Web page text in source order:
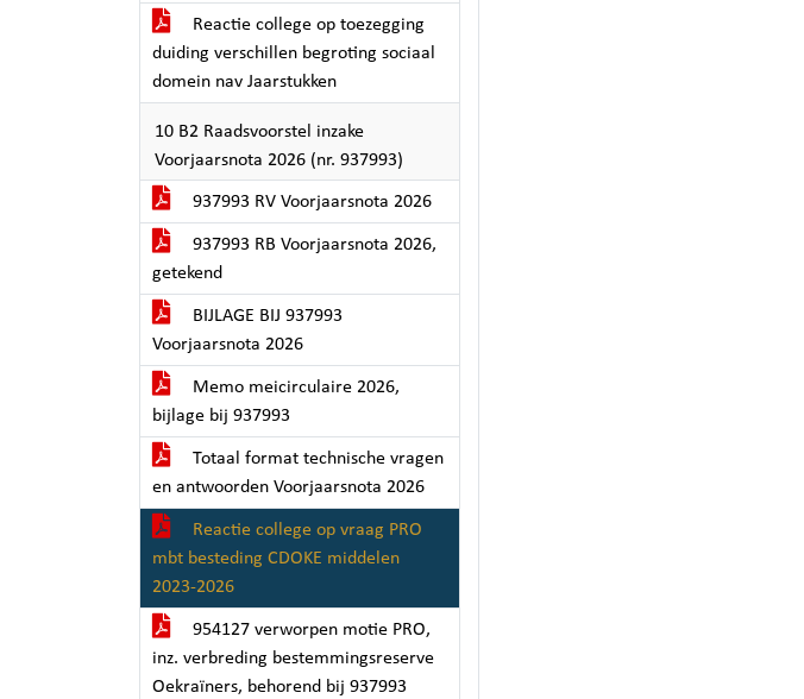
Reactie college op toezegging
duiding verschillen begroting sociaal
domein nav Jaarstukken
10 B2 Raadsvoorstel inzake
Voorjaarsnota 2026 (nr. 937993)
937993 RV Voorjaarsnota 2026
937993 RB Voorjaarsnota 2026,
getekend
BIJLAGE BIJ 937993
Voorjaarsnota 2026
Memo meicirculaire 2026,
bijlage bij 937993
Totaal format technische vragen
en antwoorden Voorjaarsnota 2026
Reactie college op vraag PRO
mbt besteding CDOKE middelen
2023-2026
954127 verworpen motie PRO,
inz. verbreding bestemmingsreserve
Oekraïners, behorend bij 937993